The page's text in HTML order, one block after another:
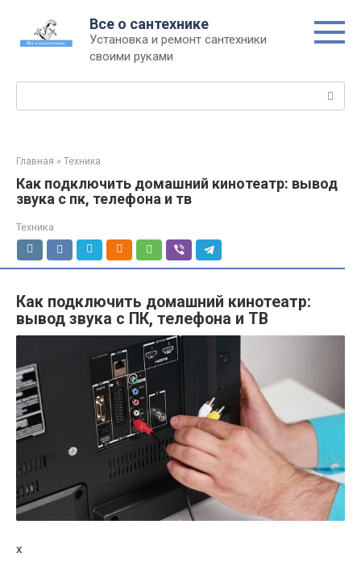
контенту
Все о сантехнике
Установка и ремонт сантехники
своими руками
Главная » Техника
Как подключить домашний кинотеатр: вывод
звука с пк, телефона и тв
Техника
Как подключить домашний кинотеатр:
вывод звука с ПК, телефона и ТВ
x